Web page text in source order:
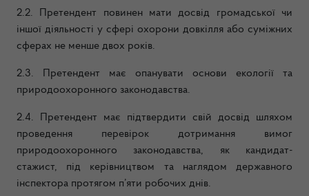
2.2. Претендент повинен мати досвід громадської чи
іншої діяльності у сфері охорони довкілля або суміжних
сферах не менше двох років.
2.3. Претендент має опанувати основи екології та
природоохоронного законодавства.
2.4. Претендент має підтвердити свій досвід шляхом
проведення перевірок дотримання вимог
природоохоронного законодавства, як кандидат-
стажист, під керівництвом та наглядом державного
інспектора протягом п’яти робочих днів.